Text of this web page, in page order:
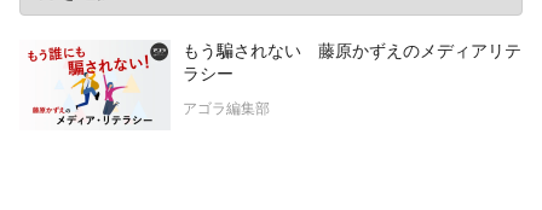
もう騙されない 藤原かずえのメディアリテ
ラシー
アゴラ編集部